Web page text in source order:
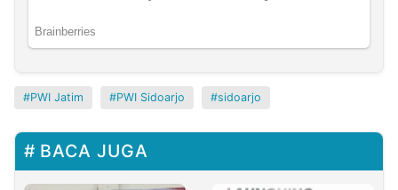
PWI Jatim PWI Sidoarjo sidoarjo
BACA JUGA